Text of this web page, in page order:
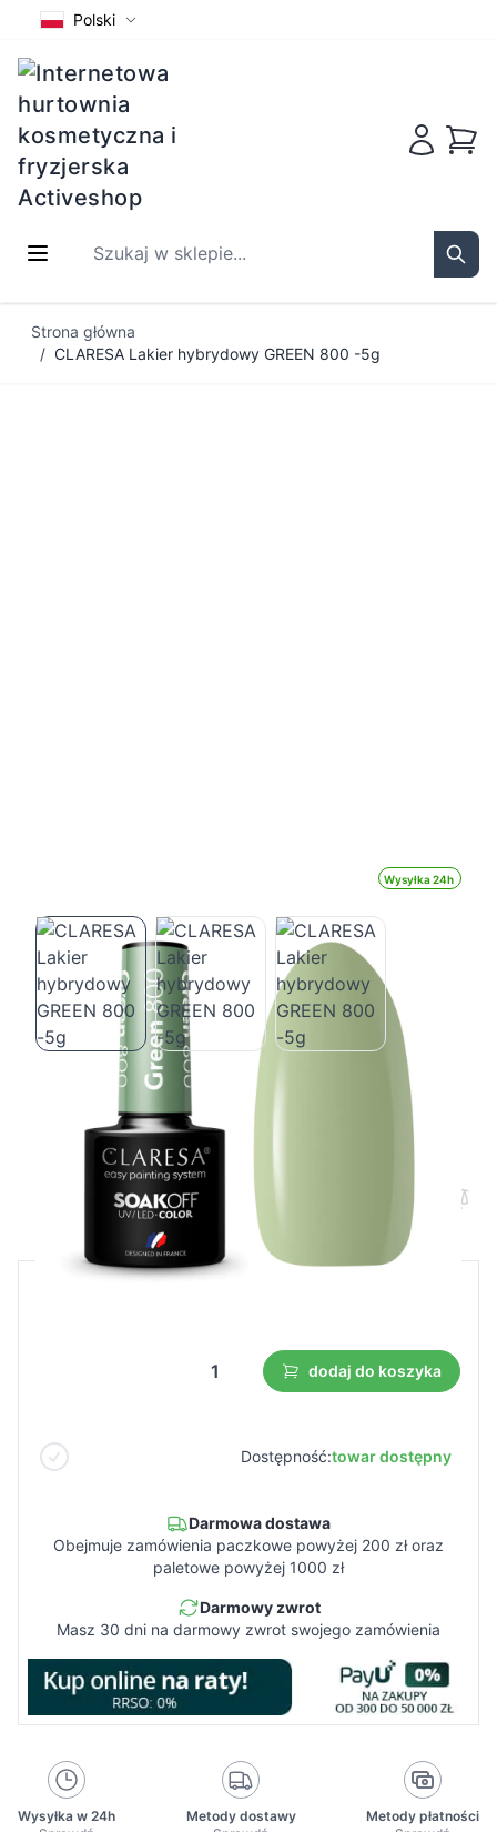
Polski
Szukaj w sklepie...
Strona główna
/ CLARESA Lakier hybrydowy GREEN 800 -5g
Wysyłka 24h
CLARESA Lakier hybrydowy GREEN 800
Cena B2B Cena detaliczna
dodaj do koszyka
Dostępność:towar dostępny
Darmowa dostawa
Obejmuje zamówienia paczkowe powyżej 200 zł oraz
paletowe powyżej 1000 zł
Darmowy zwrot
Masz 30 dni na darmowy zwrot swojego zamówienia
Wysyłka w 24h
Metody dostawy
Metody płatności